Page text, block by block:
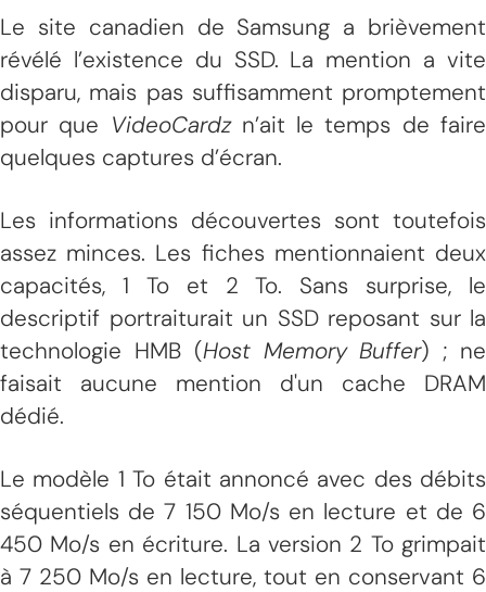
Le site canadien de Samsung a brièvement
révélé l’existence du SSD. La mention a vite
disparu, mais pas suffisamment promptement
pour que VideoCardzn’ait le temps de faire
quelques captures d’écran.
Les informations découvertes sont toutefois
assez minces. Les fiches mentionnaient deux
capacités, 1 To et 2 To. Sans surprise, le
descriptif portraiturait un SSD reposant sur la
technologie HMB (Host Memory Buffer) ; ne
faisait aucune mention d'un cache DRAM
dédié.
Le modèle 1 To était annoncé avec des débits
séquentiels de 7 150 Mo/s en lecture et de 6
450 Mo/s en écriture. La version 2 To grimpait
à 7 250 Mo/s en lecture, tout en conservant 6